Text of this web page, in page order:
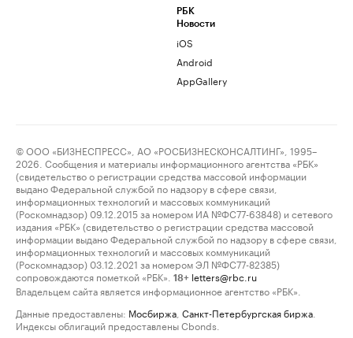
РБК
Новости
iOS
Android
AppGallery
© ООО «БИЗНЕСПРЕСС», АО «РОСБИЗНЕСКОНСАЛТИНГ», 1995–
2026. Сообщения и материалы информационного агентства «РБК»
(свидетельство о регистрации средства массовой информации
выдано Федеральной службой по надзору в сфере связи,
информационных технологий и массовых коммуникаций
(Роскомнадзор) 09.12.2015 за номером ИА №ФС77-63848) и сетевого
издания «РБК» (свидетельство о регистрации средства массовой
информации выдано Федеральной службой по надзору в сфере связи,
информационных технологий и массовых коммуникаций
(Роскомнадзор) 03.12.2021 за номером ЭЛ №ФС77-82385)
сопровождаются пометкой «РБК».
18+ letters@rbc.ru
Владельцем сайта является информационное агентство «РБК».
Данные предоставлены: Мосбиржа Санкт-Петербургская биржа
Индексы облигаций предоставлены Cbonds.